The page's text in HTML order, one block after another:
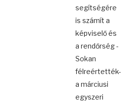
segítségére
is számít a
képviselő és
a rendőrség -
Sokan
félreértették-
a márciusi
egyszeri